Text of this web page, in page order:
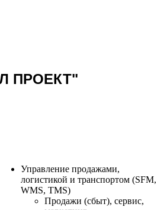
ПРОЕКТ"
Управление продажами,
логистикой и транспортом (SFM,
WMS, TMS)
Продажи (сбыт), сервис,